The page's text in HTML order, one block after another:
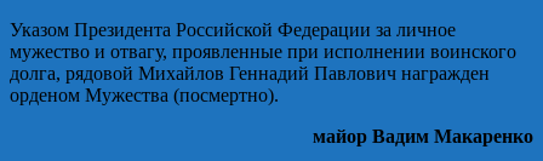
Указом Президента Российской Федерации за личное
мужество и отвагу, проявленные при исполнении воинского
долга, рядовой Михайлов Геннадий Павлович награжден
орденом Мужества (посмертно).
майор Вадим Макаренко